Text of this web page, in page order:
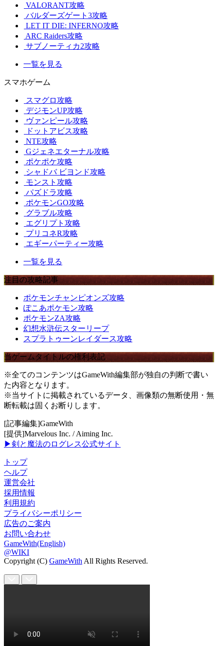
VALORANT攻略
バルダーズゲート3攻略
LET IT DIE: INFERNO攻略
ARC Raiders攻略
サブノーティカ2攻略
一覧を見る
スマホゲーム
スマグロ攻略
デジモンUP攻略
ヴァンピール攻略
ドットアビス攻略
NTE攻略
Gジェネエターナル攻略
ポケポケ攻略
シャドバ ビヨンド攻略
モンスト攻略
パズドラ攻略
ポケモンGO攻略
グラブル攻略
エグリプト攻略
プリコネR攻略
エギーパーティー攻略
一覧を見る
注目の攻略記事
ポケモンチャンピオンズ攻略
ぽこあポケモン攻略
ポケモンZA攻略
幻想水滸伝スターリープ
スプラトゥーンレイダース攻略
当ゲームタイトルの権利表記
※全てのコンテンツはGameWith編集部が独自の判断で書い
た内容となります。
※当サイトに掲載されているデータ、画像類の無断使用・無
断転載は固くお断りします。
[記事編集]GameWith
[提供]Marvelous Inc. / Aiming Inc.
▶剣と魔法のログレス公式サイト
トップ
ヘルプ
運営会社
採用情報
利用規約
プライバシーポリシー
広告のご案内
お問い合わせ
GameWith(English)
@WIKI
Copyright (C) GameWithAll Rights Reserved.